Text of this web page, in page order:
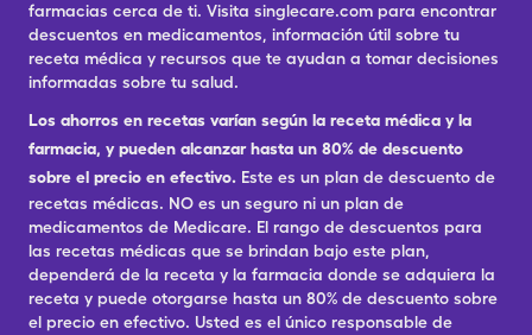
farmacias cerca de ti. Visita singlecare.com para encontrar
descuentos en medicamentos, información útil sobre tu
receta médica y recursos que te ayudan a tomar decisiones
informadas sobre tu salud.
Los ahorros en recetas varían según la receta médica y la
farmacia, y pueden alcanzar hasta un 80% de descuento
sobre el precio en efectivo. Este es un plan de descuento de
recetas médicas. NO es un seguro ni un plan de
medicamentos de Medicare. El rango de descuentos para
las recetas médicas que se brindan bajo este plan,
dependerá de la receta y la farmacia donde se adquiera la
receta y puede otorgarse hasta un 80% de descuento sobre
el precio en efectivo. Usted es el único responsable de